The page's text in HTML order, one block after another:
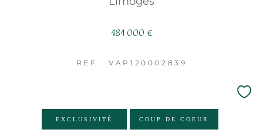
181 000 €
REF : VAP120002839
EXCLUSIVITÉ COUP DE COEUR